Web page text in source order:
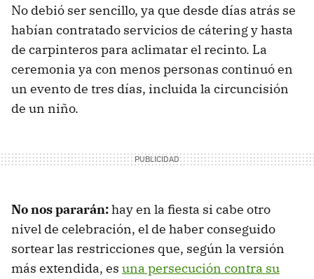
No debió ser sencillo, ya que desde días atrás se
habían contratado servicios de cátering y hasta
de carpinteros para aclimatar el recinto. La
ceremonia ya con menos personas continuó en
un evento de tres días, incluida la circuncisión
de un niño.
No nos pararán:hay en la fiesta si cabe otro
nivel de celebración, el de haber conseguido
sortear las restricciones que, según la versión
más extendida, es una persecución contra su